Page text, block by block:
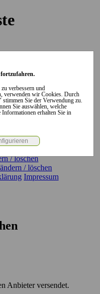
des Landkreises...
/ löschen
/ löschen
Impressum
Anbieter versendet.
fortzufahren.
verbessern und
verwenden wir Cookies. Durch
Sie der Verwendung zu.
Sie auswählen, welche
erhalten Sie in